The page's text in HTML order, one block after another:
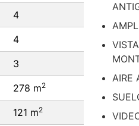
4
4
3
278 m2
121 m2
AIRE